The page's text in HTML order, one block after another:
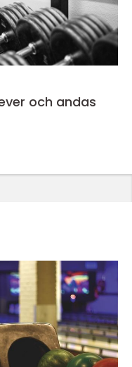
och andas